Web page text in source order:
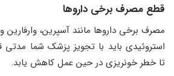
قطع مصرف برخی داروها
مصرف برخی داروها مانند آسپرین، وارفارین
استروئیدی باید با تجویز پزشک شما
تا خطر خونریزی در حین عمل کاهش یابد.